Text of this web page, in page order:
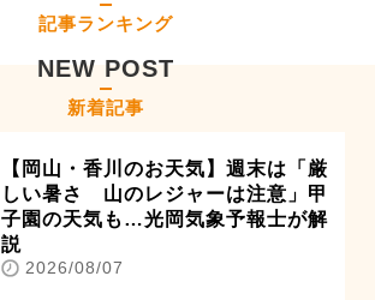
記事ランキング
NEW POST
新着記事
【岡山・香川のお天気】週末は「厳
しい暑さ 山のレジャーは注意」甲
子園の天気も…光岡気象予報士が解
説
2026/08/07